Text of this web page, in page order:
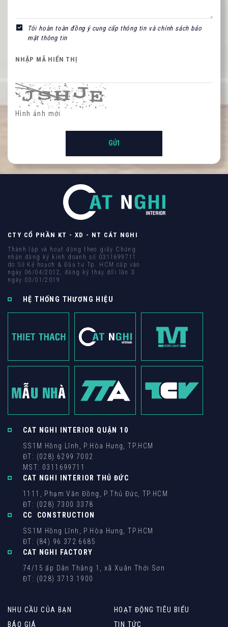
Tôi hoàn toàn đồng ý cung cấp thông tin và chính sách bảo
mật thông tin
NHẬP MÃ HIỂN THỊ
Hình ảnh mới
CTY CỔ PHẦN KT - XD - NT CÁT NGHI
Thành lập và hoạt động theo giấy Chứng
nhận đăng ký kinh doanh số 0311699711
do Sở Kế hoạch & Đầu tư Tp. HCM cấp vào
ngày 06/04/2012, đăng ký thay đổi lần 3
ngày 03/01/2019
HỆ THỐNG THƯƠNG HIỆU
CAT NGHI INTERIOR QUẬN 10
SS1M Hồng Lĩnh, P.Hòa Hưng, TP.HCM
ĐT: (028) 6299 7002
MST: 0311699711
CAT NGHI INTERIOR THỦ ĐỨC
1111, Phạm Văn Đồng, P.Thủ Đức, TP.HCM
ĐT: (028) 7300 3378
CC CONSTRUCTION
SS1M Hồng Lĩnh, P.Hòa Hưng, TP.HCM
ĐT: (84) 96 372 6685
CAT NGHI FACTORY
74/15 ấp Dân Thắng 1, xã Xuân Thới Sơn
ĐT: (028) 3713 1900
NHU CẦU CỦA BẠN
HOẠT ĐỘNG TIÊU BIỂU
BÁO GIÁ
TIN TỨC
Hình ảnh mới